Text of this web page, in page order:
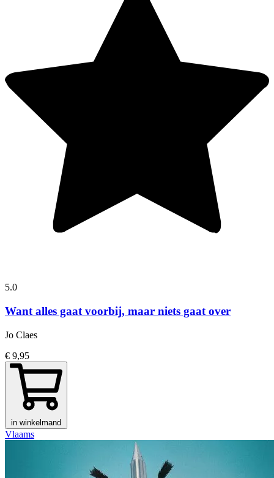
5.0
Want alles gaat voorbij, maar niets gaat over
Jo Claes
€ 9,95
in winkelmand
Vlaams